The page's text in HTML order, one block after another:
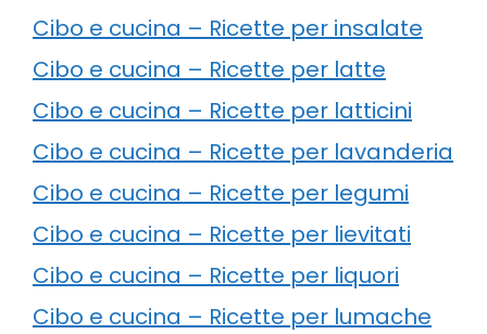
Cibo e cucina – Ricette per insalate
Cibo e cucina – Ricette per latte
Cibo e cucina – Ricette per latticini
Cibo e cucina – Ricette per lavanderia
Cibo e cucina – Ricette per legumi
Cibo e cucina – Ricette per lievitati
Cibo e cucina – Ricette per liquori
Cibo e cucina – Ricette per lumache